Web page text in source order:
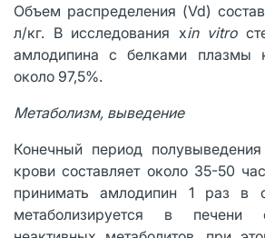
Объем распределения (Vd)
л/кг. В исследования хin vitro
амлодипина с белками плазмы
около 97,5%.
Метаболизм, выведение
Конечный период
крови составляет около 35-50
принимать амлодипин 1 раз в
метаболизируется в печени